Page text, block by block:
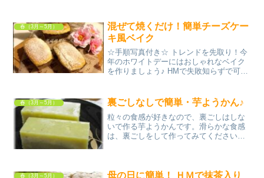
春（3月～5月）
混ぜて焼くだけ！簡単チーズケー
キ風ベイク
☆手順写真付き☆ トレンドを先取り！今
年のホワイトデーにはおしゃれなベイク
を作りましょう♪ HMで失敗知らずで可愛
ムチーズ（常温に戻す）無塩バター（常
温に...
春（3月～5月） 裏ごしなしで簡単・芋ようかん♪
粒々の食感が好きなので、裏ごしはしな
いで作る芋ようかんです。滑らかな食感
は、裏ごしをして作ってみてください
グラニュー糖塩み...
春（3月～5月） 母の日に簡単！ ＨＭで抹茶入り